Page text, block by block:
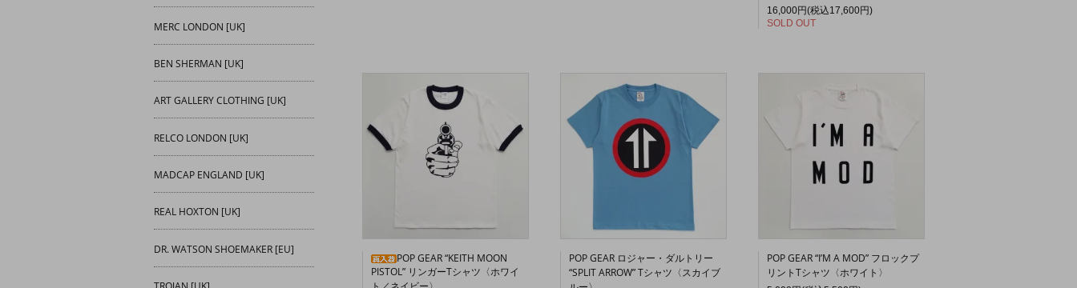
16,000円(税込17,600円)
SOLD OUT
POP GEAR “KEITH MOON
PISTOL” リンガーTシャツ〈ホワイ
POP GEAR ロジャー・ダルトリー
“SPLIT ARROW” Tシャツ〈スカイブ
POP GEAR “I’M A MOD” フロックプ
リントTシャツ〈ホワイト〉
MERC LONDON [UK]
BEN SHERMAN [UK]
ART GALLERY CLOTHING [UK]
RELCO LONDON [UK]
MADCAP ENGLAND [UK]
REAL HOXTON [UK]
DR. WATSON SHOEMAKER [EU]